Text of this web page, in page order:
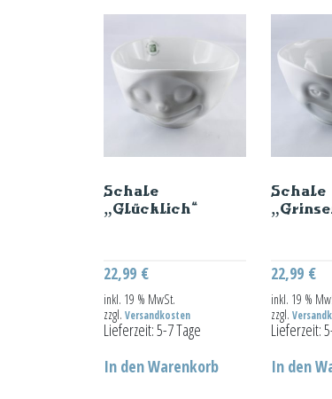
Schale
„Glücklich“
22,99 €
inkl. 19 % MwSt.
zzgl. Versandkosten
Lieferzeit:5-7 Tage
In den Warenkorb
Schale
22,99 €
inkl. 19 %
zzgl.
Lieferzeit:
In den